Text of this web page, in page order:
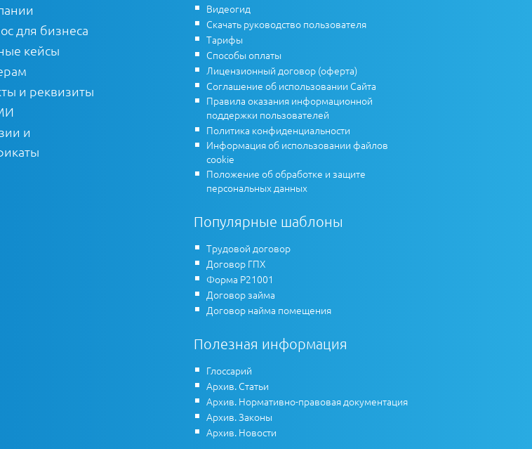
для бизнеса
кейсы
и реквизиты
и
Видеогид
Скачать руководство пользователя
Тарифы
Способы оплаты
Лицензионный договор (оферта)
Соглашение об использовании Сайта
Правила оказания информационной
поддержки пользователей
Политика конфиденциальности
Информация об использовании файлов
cookie
Положение об обработке и защите
персональных данных
Популярные шаблоны
Трудовой договор
Договор ГПХ
Форма Р21001
Договор займа
Договор найма помещения
Полезная информация
Глоссарий
Архив. Статьи
Архив. Нормативно-правовая документация
Архив. Законы
Архив. Новости